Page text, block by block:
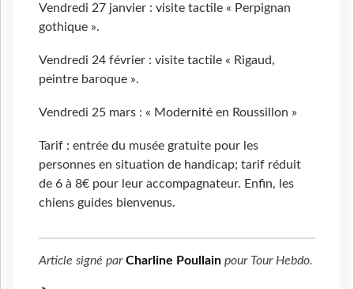
Vendredi 27 janvier : visite tactile « Perpignan
gothique ».
Vendredi 24 février : visite tactile « Rigaud,
peintre baroque ».
Vendredi 25 mars : « Modernité en Roussillon »
Tarif : entrée du musée gratuite pour les
personnes en situation de handicap; tarif réduit
de 6 à 8€ pour leur accompagnateur. Enfin, les
chiens guides bienvenus.
Article signé parCharline Poullain pour Tour Hebdo.